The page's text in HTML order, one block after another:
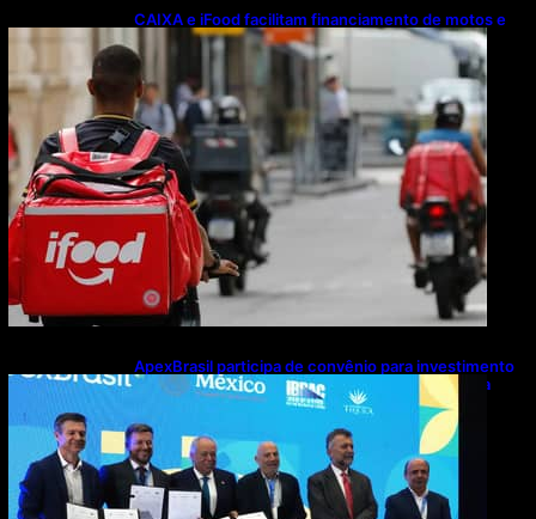
CAIXA e iFood facilitam financiamento de motos e
bicicletas elétricas para entregadores
ApexBrasil participa de convênio para investimento
de R$ 2,63 milhões em exportações de cachaça